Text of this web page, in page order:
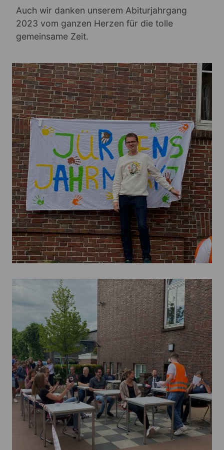
Auch wir danken unserem Abiturjahrgang
2023 vom ganzen Herzen für die tolle
gemeinsame Zeit.